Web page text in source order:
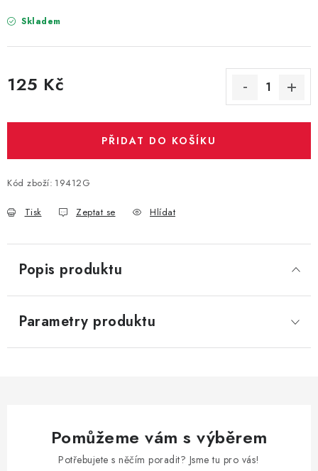
SEZÓNNÍ SVÁTKY
VYSTŘELOVACÍ KONFETY
ORGANZY, STOLOVÉ ŠERPY
Skladem
125 Kč
PŘIDAT DO KOŠÍKU
Kód zboží: 19412G
Tisk Zeptat se Hlídat
Popis produktu
Parametry produktu
Pomůžeme vám s výběrem
Potřebujete s něčím poradit? Jsme tu pro vás!